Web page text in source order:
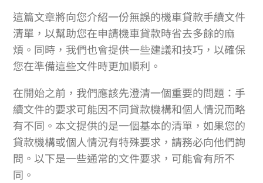
這篇文章將向您介紹一份無誤的機車貸款手續文件
清單，以幫助您在申請機車貸款時省去多餘的麻
煩。同時，我們也會提供一些建議和技巧，以確保
您在準備這些文件時更加順利。
在開始之前，我們應該先澄清一個重要的問題：手
續文件的要求可能因不同貸款機構和個人情況而略
有不同。本文提供的是一個基本的清單，如果您的
貸款機構或個人情況有特殊要求，請務必向他們詢
問。以下是一些通常的文件要求，可能會有所不
同。